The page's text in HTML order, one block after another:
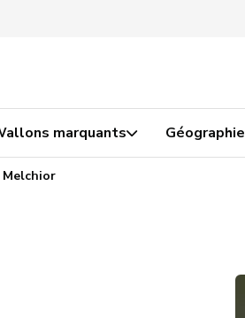
marquants Géographie
Melchior